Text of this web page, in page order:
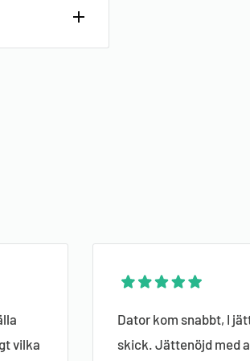
att du
vilka
Dator kom snabbt, I
skick. Jättenöjd med